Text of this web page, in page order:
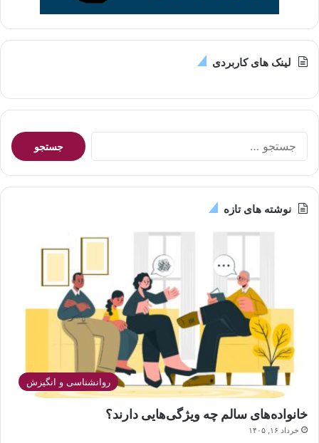
لینک های کاربردی
جستجو
برای:
نوشته های تازه
روانشناسی و انگیزش
خانواده‌های سالم چه ویژگی‌هایی دارند؟
خرداد ۱۶, ۱۴۰۵